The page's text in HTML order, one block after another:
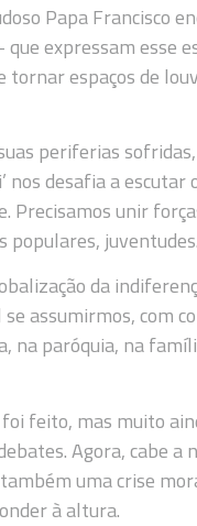
Papa Francisco
expressam esse
espaços de
periferias
nos desafia a
unir
populares, juventudes.
da
assumirmos, com
na paróquia, na
feito, mas muito
Agora, cabe
uma crise
à altura.